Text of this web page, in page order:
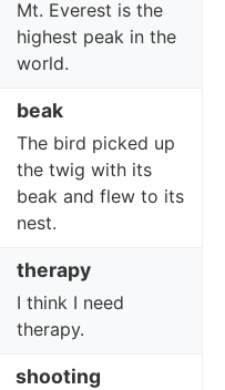
Mt. Everest is the
highest peak in the
world.
beak
The bird picked up
the twig with its
beak and flew to its
nest.
therapy
I think I need
therapy.
shooting